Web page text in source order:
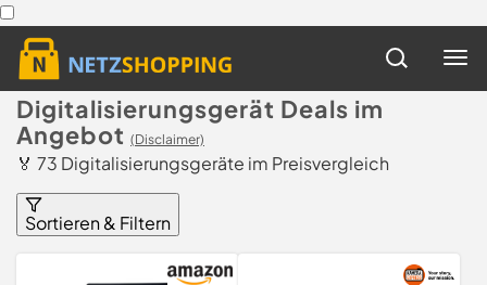
Digitalisierungsgerät Deals im
Angebot (Disclaimer)
🏅 73 Digitalisierungsgeräte im Preisvergleich
Sortieren & Filtern